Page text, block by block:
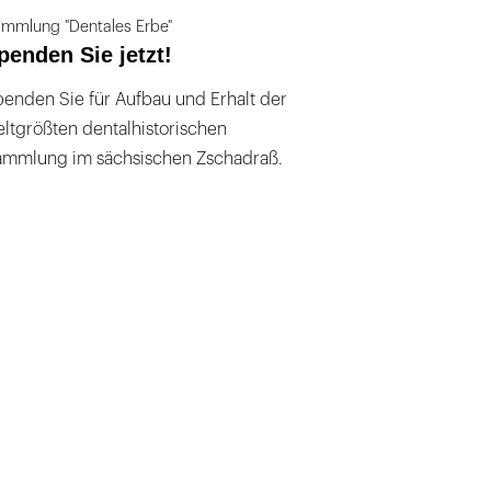
"Dentales Erbe"
Sie jetzt!
Sie für Aufbau und Erhalt der
dentalhistorischen
im sächsischen Zschadraß.